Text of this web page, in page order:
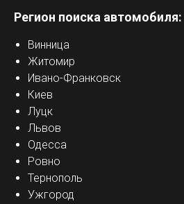
Регион поиска автомобиля:
Винница
Житомир
Ивано-Франковск
Киев
Луцк
Львов
Одесса
Ровно
Тернополь
Ужгород